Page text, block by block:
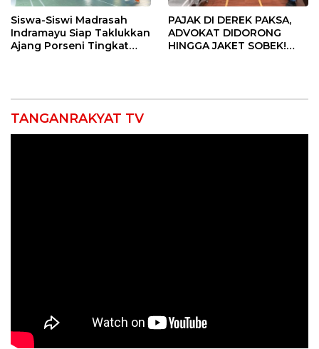
Siswa-Siswi Madrasah
Indramayu Siap Taklukkan
Ajang Porseni Tingkat
PAJAK DI DEREK PAKSA,
ADVOKAT DIDORONG
HINGGA JAKET SOBEK!
TANGANRAKYAT TV